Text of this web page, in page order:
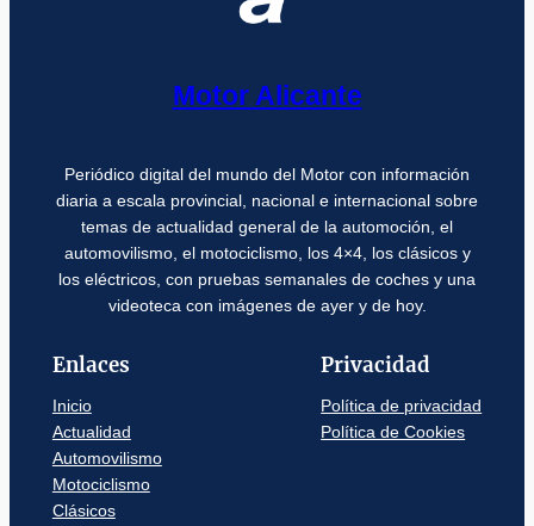
Motor Alicante
Periódico digital del mundo del Motor con información
diaria a escala provincial, nacional e internacional sobre
temas de actualidad general de la automoción, el
automovilismo, el motociclismo, los 4×4, los clásicos y
los eléctricos, con pruebas semanales de coches y una
videoteca con imágenes de ayer y de hoy.
Enlaces
Inicio
Actualidad
Automovilismo
Motociclismo
Clásicos
Privacidad
Política de privacidad
Política de Cookies